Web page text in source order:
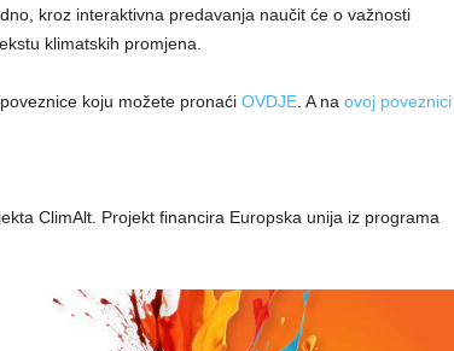
kroz interaktivna predavanja naučit će o važnosti
klimatskih promjena.
koju možete pronaći OVDJE. A na ovoj poveznici
ClimAlt. Projekt financira Europska unija iz programa